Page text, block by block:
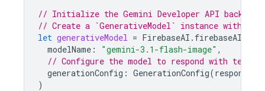
// Initialize the Gemini Developer API backend
// Create a `GenerativeModel` instance with a
let generativeModel = FirebaseAI . firebaseAI
modelName : "gemini-3.1-flash-image" ,
// Configure the model to respond with text
generationConfig : GenerationConfig(
)